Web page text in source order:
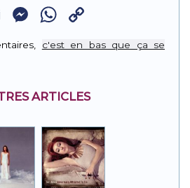
EmailMessenger
WhatsApp
Link
c'est en bas que ça se
ARTICLES